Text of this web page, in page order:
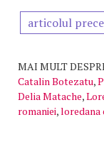
articolul
MAI MULT
Catalin Botezatu,
Delia Matache,
romaniei,loredana